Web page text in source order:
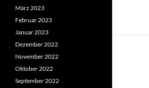
März 2023
Februar 2023
Januar 2023
Dezember 2022
November 2022
Oktober 2022
September 2022